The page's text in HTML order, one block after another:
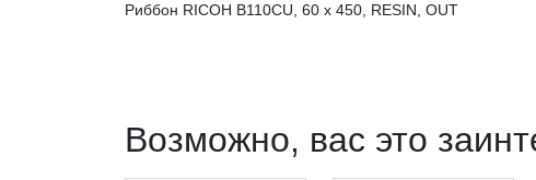
Риббон RICOH B110CU, 60 х 450, RESIN, OUT
Возможно, вас это